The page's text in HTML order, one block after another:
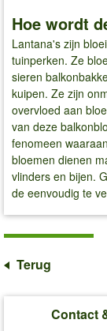
Hoe wordt
Lantana's zijn
tuinperken. Ze
sieren
kuipen. Ze zijn
overvloed aan
van deze
fenomeen
bloemen dienen
vlinders en bijen.
de eenvoudig te
Terug
Contact